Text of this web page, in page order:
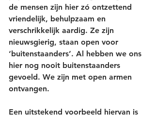
de mensen zijn hier zó ontzettend
vriendelijk, behulpzaam en
verschrikkelijk aardig. Ze zijn
nieuwsgierig, staan open voor
‘buitenstaanders’. Al hebben we ons
hier nog nooit buitenstaanders
gevoeld. We zijn met open armen
ontvangen.
Een uitstekend voorbeeld hiervan is